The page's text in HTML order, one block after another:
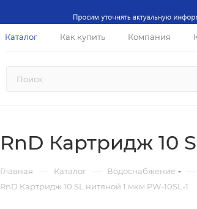
Каталог Как купить Компания
RnD Картридж 10
Главная — Каталог — Водоснабжение —
RnD Картридж 10 SL нитяной 1 мкм PW-10SL-1